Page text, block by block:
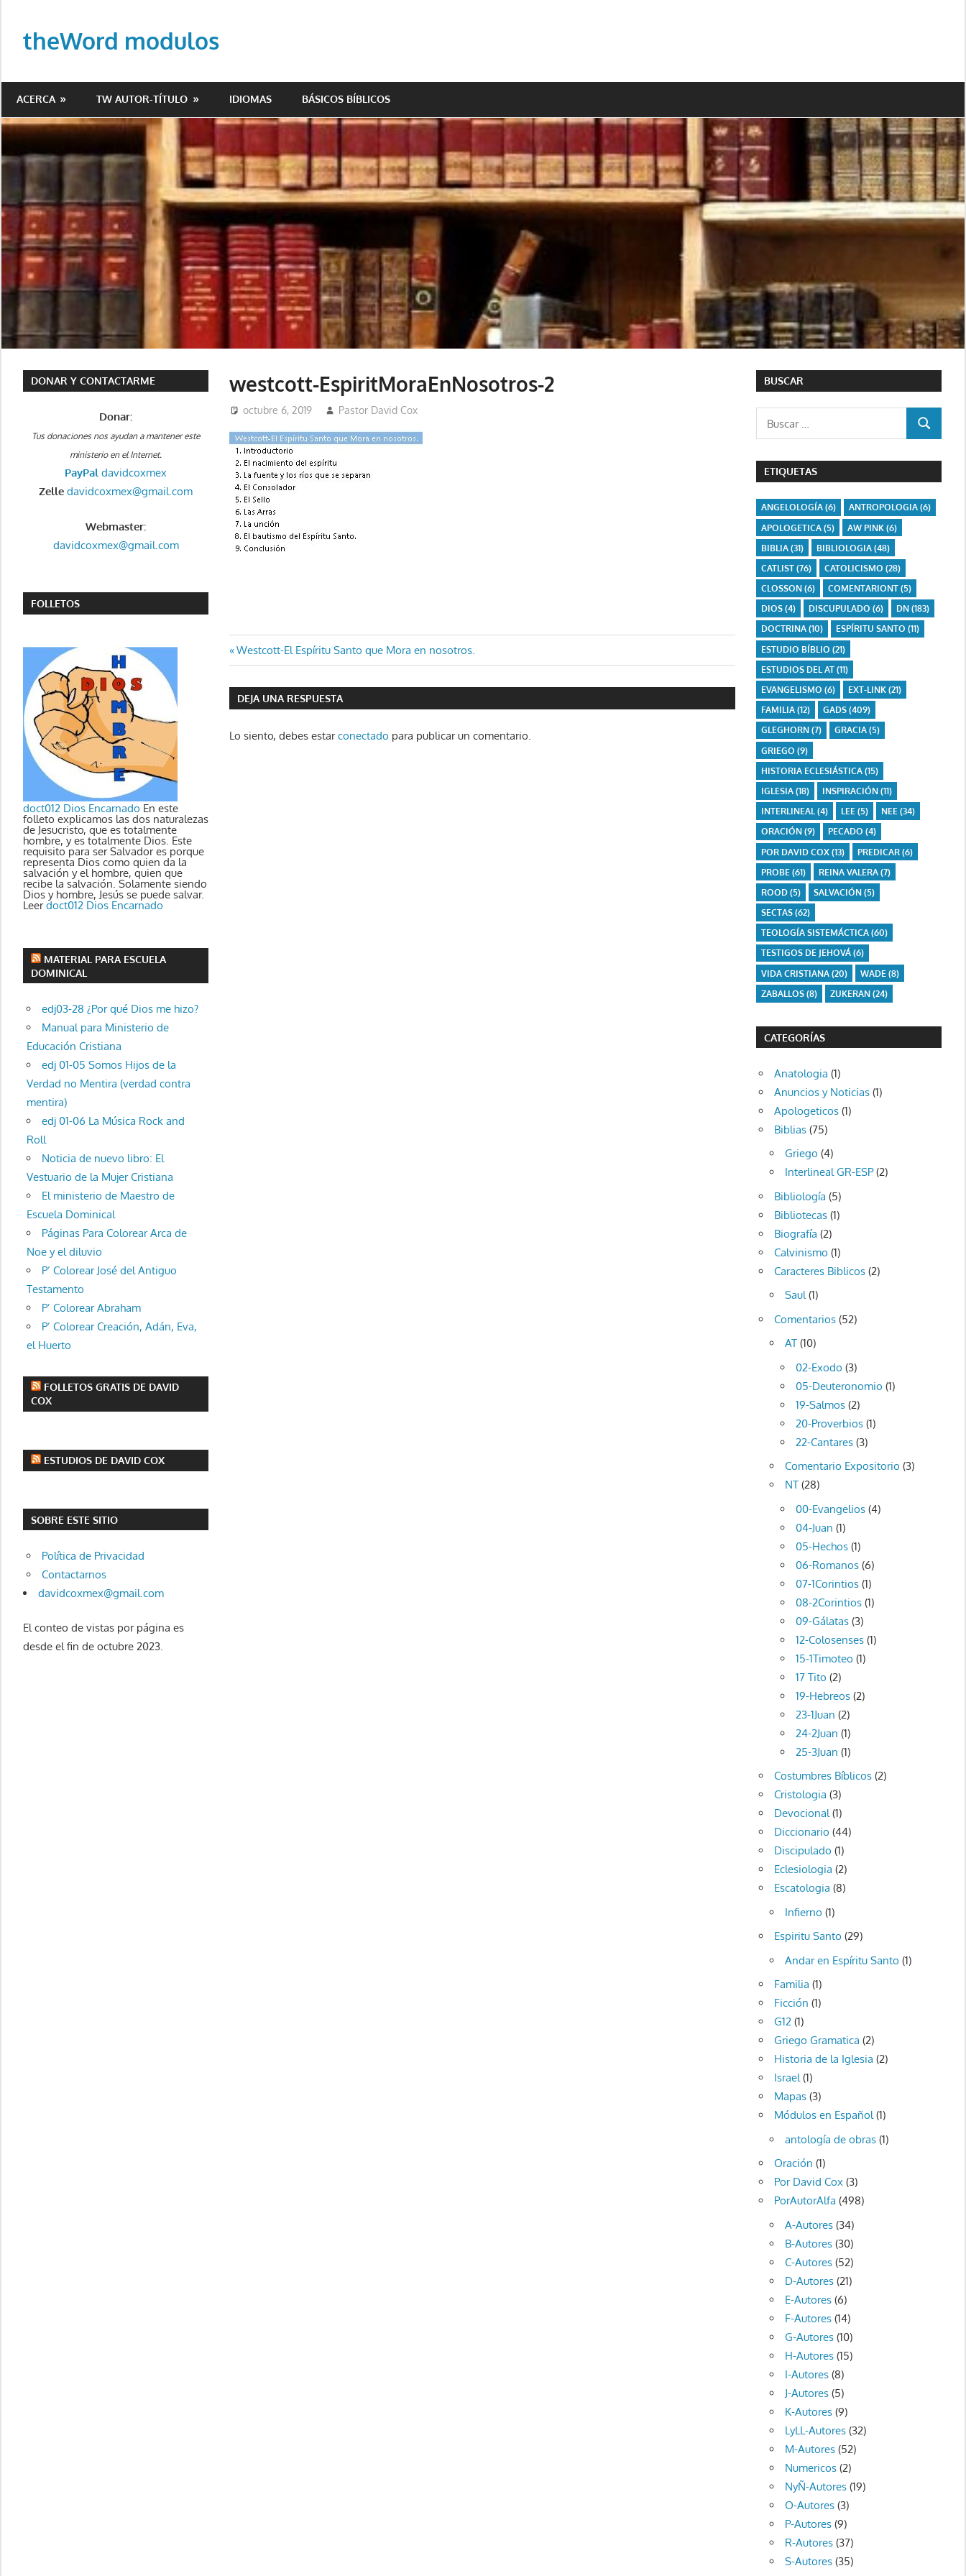
contenido
theWord modulos
modulos
para
ACERCA TW AUTOR-TÍTULO IDIOMAS BÁSICOS BÍBLICOS
westcott-EspiritMoraEnNosotros-2
octubre 6, 2019 Pastor David Cox
Navegación
de
entradas
Entrada
anterior:
Westcott-El Espíritu Santo que Mora en nosotros.
DEJA UNA RESPUESTA
Lo siento, debes estarconectado para publicar un comentario.
DONAR Y CONTACTARME
Donar:
Tus donaciones nos ayudan a mantener este
ministerio en el Internet.
PayPaldavidcoxmex
Zelle davidcoxmex@gmail.com
Webmaster:
davidcoxmex@gmail.com
FOLLETOS
doct012 Dios Encarnado En este
folleto explicamos las dos naturalezas
de Jesucristo, que es totalmente
hombre, y es totalmente Dios. Este
requisito para ser Salvador es porque
representa Dios como quien da la
salvación y el hombre, quien que
recibe la salvación. Solamente siendo
Dios y hombre, Jesús se puede salvar.
Leerdoct012 Dios Encarnado
MATERIAL PARA ESCUELA
DOMINICAL
edj03-28 ¿Por qué Dios me hizo?
Manual para Ministerio de
Educación Cristiana
edj 01-05 Somos Hijos de la
Verdad no Mentira (verdad contra
mentira)
edj 01-06 La Música Rock and
Roll
Noticia de nuevo libro: El
Vestuario de la Mujer Cristiana
El ministerio de Maestro de
Escuela Dominical
Páginas Para Colorear Arca de
Noe y el diluvio
P’ Colorear José del Antiguo
Testamento
P’ Colorear Abraham
P’ Colorear Creación, Adán, Eva,
el Huerto
FOLLETOS GRATIS DE DAVID
COX
ESTUDIOS DE DAVID COX
SOBRE ESTE SITIO
Política de Privacidad
Contactarnos
davidcoxmex@gmail.com
El conteo de vistas por página es
desde el fin de octubre 2023.
BUSCAR
BUSCAR
ETIQUETAS
ANGELOLOGÍA(6) ANTROPOLOGIA(6)
APOLOGETICA(5) AW PINK(6)
BIBLIA(31) BIBLIOLOGIA(48)
CATLIST(76) CATOLICISMO (28)
CLOSSON(6) COMENTARIONT(5)
DIOS(4) DISCUPULADO (6) DN(183)
DOCTRINA(10) ESPÍRITU SANTO (11)
ESTUDIO BÍBLIO (21)
ESTUDIOS DEL AT(11)
EVANGELISMO (6) EXT-LINK(21)
FAMILIA(12) GADS(409)
GLEGHORN(7) GRACIA(5)
GRIEGO (9)
HISTORIA ECLESIÁSTICA(15)
IGLESIA(18) INSPIRACIÓN(11)
INTERLINEAL(4) LEE(5) NEE(34)
ORACIÓN(9) PECADO (4)
POR DAVID COX(13) PREDICAR(6)
PROBE (61) REINA VALERA(7)
ROOD(5) SALVACIÓN(5)
SECTAS(62)
TEOLOGÍA SISTEMÁCTICA(60)
TESTIGOS DE JEHOVÁ(6)
VIDA CRISTIANA(20) WADE (8)
ZABALLOS(8) ZUKERAN(24)
CATEGORÍAS
Anatologia (1)
Anuncios y Noticias (1)
Apologeticos (1)
Biblias (75)
Griego (4)
Interlineal GR-ESP(2)
Bibliología (5)
Bibliotecas (1)
Biografía (2)
Calvinismo (1)
Caracteres Biblicos (2)
Saul(1)
Comentarios (52)
AT (10)
02-Exodo (3)
05-Deuteronomio (1)
19-Salmos (2)
20-Proverbios (1)
22-Cantares (3)
Comentario Expositorio (3)
NT (28)
00-Evangelios (4)
04-Juan (1)
05-Hechos (1)
06-Romanos (6)
07-1Corintios (1)
08-2Corintios (1)
09-Gálatas (3)
12-Colosenses (1)
15-1Timoteo (1)
17 Tito (2)
19-Hebreos (2)
23-1Juan (2)
24-2Juan (1)
25-3Juan (1)
Costumbres Bíblicos (2)
Cristologia (3)
Devocional(1)
Diccionario (44)
Discipulado (1)
Eclesiologia (2)
Escatologia (8)
Infierno (1)
Espiritu Santo (29)
Andar en Espíritu Santo (1)
Familia (1)
Ficción (1)
G12 (1)
Griego Gramatica (2)
Historia de la Iglesia (2)
Israel(1)
Mapas (3)
Módulos en Español(1)
antología de obras (1)
Oración (1)
Por David Cox (3)
PorAutorAlfa (498)
A-Autores (34)
B-Autores (30)
C-Autores (52)
D-Autores (21)
E-Autores (6)
F-Autores (14)
G-Autores (10)
H-Autores (15)
I-Autores (8)
J-Autores (5)
K-Autores (9)
LyLL-Autores (32)
M-Autores (52)
Numericos (2)
NyÑ-Autores (19)
O-Autores (3)
P-Autores (9)
R-Autores (37)
S-Autores (35)